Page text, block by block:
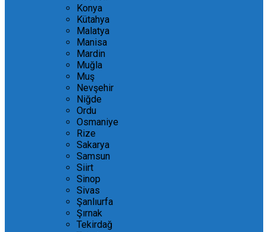
Konya
Kütahya
Malatya
Manisa
Mardin
Muğla
Muş
Nevşehir
Niğde
Ordu
Osmaniye
Rize
Sakarya
Samsun
Siirt
Sinop
Sivas
Şanlıurfa
Şırnak
Tekirdağ